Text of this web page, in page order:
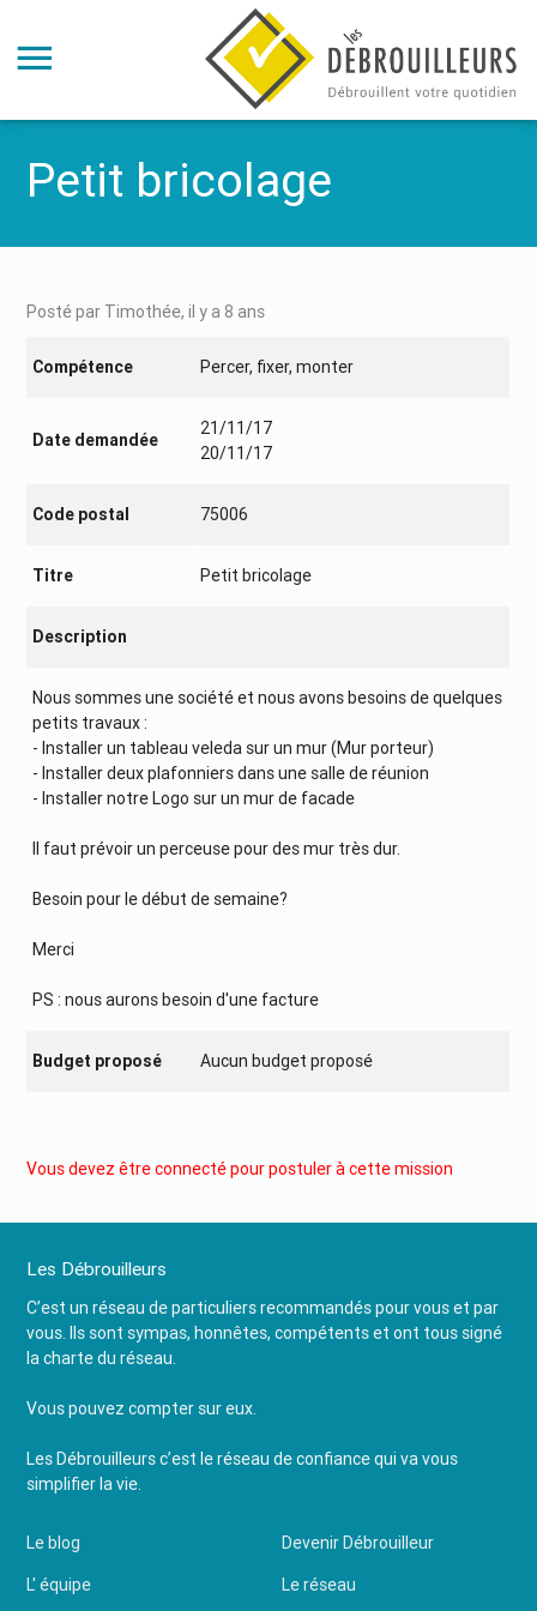
Petit bricolage
Posté par Timothée, il y a 8 ans
Compétence Percer, fixer, monter
Date demandée
21/11/17
20/11/17
Code postal 75006
Titre Petit bricolage
Description
Nous sommes une société et nous avons besoins de quelques
petits travaux :
- Installer un tableau veleda sur un mur (Mur porteur)
- Installer deux plafonniers dans une salle de réunion
- Installer notre Logo sur un mur de facade
Il faut prévoir un perceuse pour des mur très dur.
Besoin pour le début de semaine?
Merci
PS : nous aurons besoin d'une facture
Budget proposé Aucun budget proposé
Vous devez être connecté pour postuler à cette mission
Les Débrouilleurs
C’est un réseau de particuliers recommandés pour vous et par
vous. Ils sont sympas, honnêtes, compétents et ont tous signé
la charte du réseau.
Vous pouvez compter sur eux.
Les Débrouilleurs c’est le réseau de confiance qui va vous
simplifier la vie.
Le blog
L' équipe
Devenir Débrouilleur
Le réseau